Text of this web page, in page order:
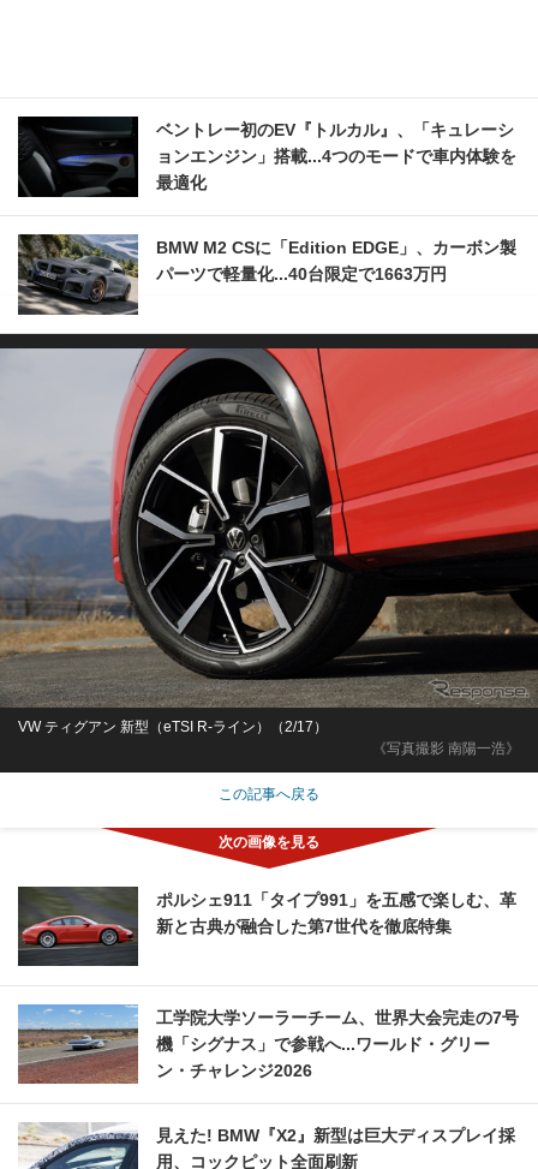
ベントレー初のEV『トルカル』、「キュレーシ
ョンエンジン」搭載...4つのモードで車内体験を
最適化
BMW M2 CSに「Edition EDGE」、カーボン製
パーツで軽量化...40台限定で1663万円
《写真撮影 南陽一浩》
VW ティグアン 新型（eTSI R-ライン）（2/17）
この記事へ戻る
ポルシェ911「タイプ991」を五感で楽しむ、革
新と古典が融合した第7世代を徹底特集
工学院大学ソーラーチーム、世界大会完走の7号
機「シグナス」で参戦へ...ワールド・グリー
ン・チャレンジ2026
見えた! BMW『X2』新型は巨大ディスプレイ採
用、コックピット全面刷新